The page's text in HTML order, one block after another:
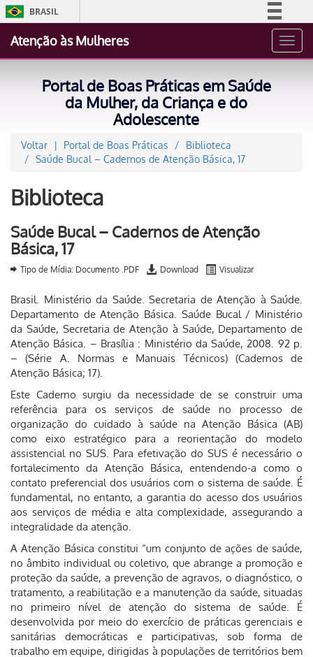
BRASIL
Acesso à informação
Atenção às Mulheres
Portal de Boas Práticas em Saúde
da Mulher, da Criança e do
Adolescente
Voltar Portal de Boas Práticas
Biblioteca
Saúde Bucal – Cadernos de Atenção Básica, 17
Biblioteca
Saúde Bucal – Cadernos de Atenção
Básica, 17
Tipo de Mídia: Documento .PDF Download Visualizar
Brasil. Ministério da Saúde. Secretaria de Atenção à Saúde.
Departamento de Atenção Básica. Saúde Bucal / Ministério
da Saúde, Secretaria de Atenção à Saúde, Departamento de
Atenção Básica. – Brasília : Ministério da Saúde, 2008. 92 p.
– (Série A. Normas e Manuais Técnicos) (Cadernos de
Atenção Básica; 17).
Este Caderno surgiu da necessidade de se construir uma
referência para os serviços de saúde no processo de
organização do cuidado à saúde na Atenção Básica (AB)
como eixo estratégico para a reorientação do modelo
assistencial no SUS. Para efetivação do SUS é necessário o
fortalecimento da Atenção Básica, entendendo-a como o
contato preferencial dos usuários com o sistema de saúde. É
fundamental, no entanto, a garantia do acesso dos usuários
aos serviços de média e alta complexidade, assegurando a
integralidade da atenção.
A Atenção Básica constitui “um conjunto de ações de saúde,
no âmbito individual ou coletivo, que abrange a promoção e
proteção da saúde, a prevenção de agravos, o diagnóstico, o
tratamento, a reabilitação e a manutenção da saúde, situadas
no primeiro nível de atenção do sistema de saúde. É
desenvolvida por meio do exercício de práticas gerenciais e
sanitárias democráticas e participativas, sob forma de
trabalho em equipe, dirigidas à populações de territórios bem